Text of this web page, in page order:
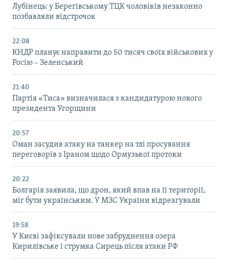
Лубінець: у Берегівському ТЦК чоловіків незаконно
позбавляли відстрочок
22:08
КНДР планує направити до 50 тисяч своїх військових у
Росію – Зеленський
21:40
Партія «Тиса» визначилася з кандидатурою нового
президента Угорщини
20:57
Оман засудив атаку на танкер на тлі просування
переговорів з Іраном щодо Ормузької протоки
20:22
Болгарія заявила, що дрон, який впав на її території,
міг бути українським. У МЗС України відреагували
19:58
У Києві зафіксували нове забруднення озера
Кирилівське і струмка Сирець після атаки РФ